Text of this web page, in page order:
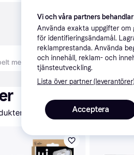
3 st härdat glas skärmskydd, kompatibelt med 17, 17 Pro, 17 Pro Max, 17 Air, 16, 16 Plus, 16 Pro, 16 Pro Max, 15, 14, 13, 12, 11 Pro Max, X, XS, XR, M - Genomskinlig (Multi-size)
som kanske skulle intressera
Vi och våra partners
Använda exakta uppgifter om
för identifieringsändamål.
reklamprestanda. Använda
och innehåll, reklam- och
tjänsteutveckling.
Lista över partner
Acceptera